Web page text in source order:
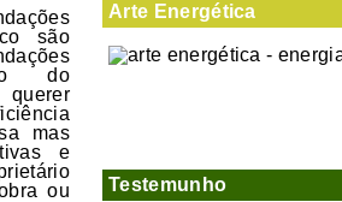
são
do
mas
e
ou
Arte Energética
Testemunho